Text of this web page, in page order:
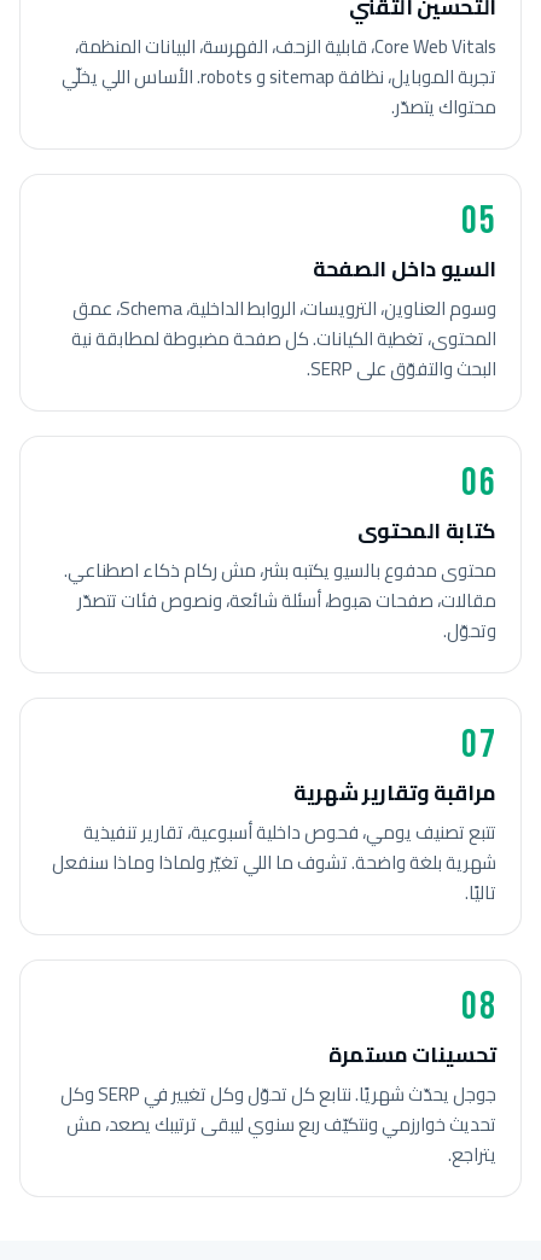
Core Web Vitals، قابلية الزحف، الفهرسة، البيانات المنظمة،
تجربة الموبايل، نظافة sitemap و robots. الأساس اللي يخلّي
محتواك يتصدّر.
05
السيو داخل الصفحة
وسوم العناوين، الترويسات، الروابط الداخلية، Schema، عمق
المحتوى، تغطية الكيانات. كل صفحة مضبوطة لمطابقة نية
البحث والتفوّق على SERP.
06
كتابة المحتوى
محتوى مدفوع بالسيو يكتبه بشر، مش ركام ذكاء اصطناعي.
مقالات، صفحات هبوط، أسئلة شائعة، ونصوص فئات تتصدّر
وتحوّل.
07
مراقبة وتقارير شهرية
تتبع تصنيف يومي، فحوص داخلية أسبوعية، تقارير تنفيذية
شهرية بلغة واضحة. تشوف ما اللي تغيّر ولماذا وماذا سنفعل
تاليًا.
08
تحسينات مستمرة
جوجل يحدّث شهريًا. نتابع كل تحوّل وكل تغيير في SERP وكل
تحديث خوارزمي ونتكيّف ربع سنوي ليبقى ترتيبك يصعد، مش
يتراجع.